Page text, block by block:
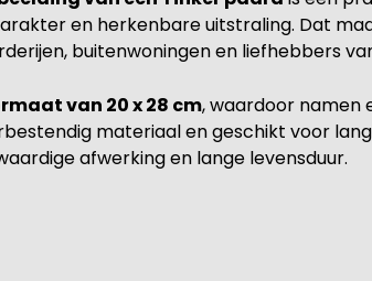
en herkenbare uitstraling. Dat
buitenwoningen en liefhebbers
van 20 x 28 cm, waardoor namen
materiaal en geschikt voor
afwerking en lange levensduur.